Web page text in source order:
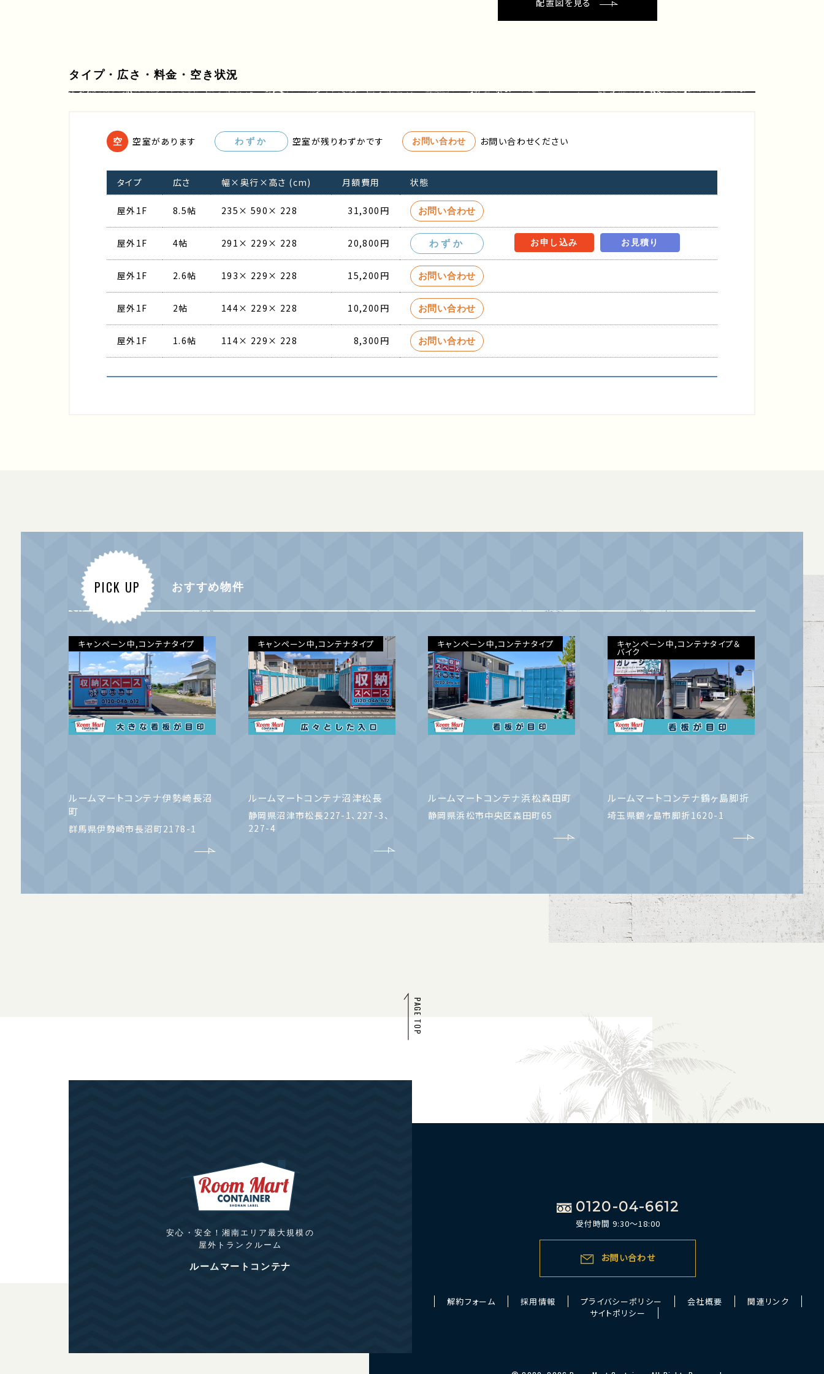
タイプ・広さ・料金・空き状況
空 空室があります わずか 空室が残りわずかです お問い合わせ お問い合わせください
タイプ 広さ 幅×奥行×高さ (cm) 月額費用 状態
屋外1F 8.5帖 235× 590× 228 31,300円 お問い合わせ
屋外1F 4帖 291× 229× 228 20,800円 わずか お申し込み お見積り
屋外1F 2.6帖 193× 229× 228 15,200円 お問い合わせ
屋外1F 2帖 144× 229× 228 10,200円 お問い合わせ
屋外1F 1.6帖 114× 229× 228 8,300円 お問い合わせ
PICK UP おすすめ物件
キャンペーン中,コンテナタイプ
ルームマートコンテナ伊勢崎長沼
町
群馬県伊勢崎市長沼町2178-1
キャンペーン中,コンテナタイプ
ルームマートコンテナ沼津松長
静岡県沼津市松長227-1、227-3、
227-4
キャンペーン中,コンテナタイプ
ルームマートコンテナ浜松森田町
静岡県浜松市中央区森田町65
キャンペーン中,コンテナタイプ＆
バイク
ルームマートコンテナ鶴ヶ島脚折
埼玉県鶴ヶ島市脚折1620-1
PAGE TOP
安心・安全！湘南エリア最大規模の
屋外トランクルーム
ルームマートコンテナ
0120-04-6612
受付時間 9:30～18:00
お問い合わせ
解約フォーム 採用情報 プライバシーポリシー 会社概要
関連リンク
サイトポリシー